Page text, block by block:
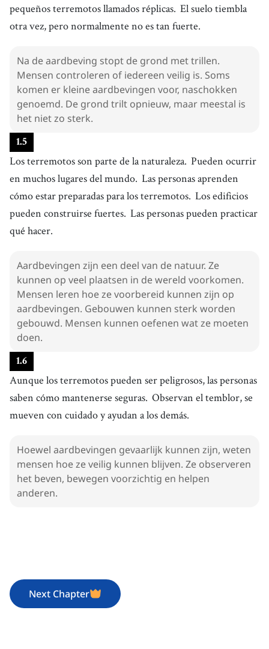
pequeños terremotos llamados réplicas. El suelo tiembla
otra vez, pero normalmente no es tan fuerte.
Na de aardbeving stopt de grond met trillen.
Mensen controleren of iedereen veilig is. Soms
komen er kleine aardbevingen voor, naschokken
genoemd. De grond trilt opnieuw, maar meestal is
het niet zo sterk.
1.5
Los terremotos son parte de la naturaleza. Pueden ocurrir
en muchos lugares del mundo. Las personas aprenden
cómo estar preparadas para los terremotos. Los edificios
pueden construirse fuertes. Las personas pueden practicar
qué hacer.
Aardbevingen zijn een deel van de natuur. Ze
kunnen op veel plaatsen in de wereld voorkomen.
Mensen leren hoe ze voorbereid kunnen zijn op
aardbevingen. Gebouwen kunnen sterk worden
gebouwd. Mensen kunnen oefenen wat ze moeten
doen.
1.6
Aunque los terremotos pueden ser peligrosos, las personas
saben cómo mantenerse seguras. Observan el temblor, se
mueven con cuidado y ayudan a los demás.
Hoewel aardbevingen gevaarlijk kunnen zijn, weten
mensen hoe ze veilig kunnen blijven. Ze observeren
het beven, bewegen voorzichtig en helpen
anderen.
Next Chapter